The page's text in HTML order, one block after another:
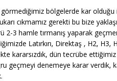
bölgelerde kar olduğu
cıkmamız gerekti bu bize
2-3 hamle tırmanış yaparak
Latırkırı, Direktaş , H2, H3,
kararsızdık, dün tecrübe
geçmeyi denemeye karar verdik,